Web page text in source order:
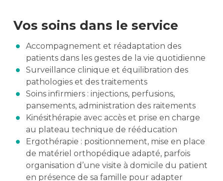
Vos soins dans le service
Accompagnement et réadaptation des
patients dans les gestes de la vie quotidienne
Surveillance clinique et équilibration des
pathologies et des traitements
Soins infirmiers : injections, perfusions,
pansements, administration des raitements
Kinésithérapie avec accès et prise en charge
au plateau technique de rééducation
Ergothérapie : positionnement, mise en place
de matériel orthopédique adapté, parfois
organisation d’une visite à domicile du patient
en présence de sa famille pour adapter